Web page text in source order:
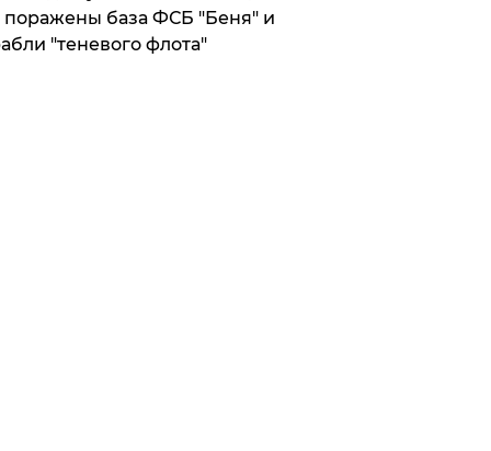
база ФСБ "Беня" и
"теневого флота"